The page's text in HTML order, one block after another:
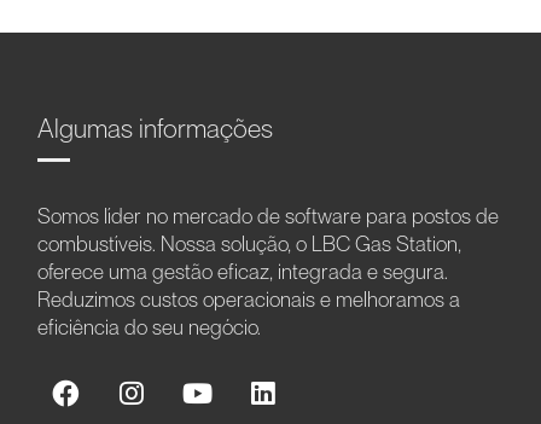
Algumas informações
Somos líder no mercado de software para postos de
combustíveis. Nossa solução, o LBC Gas Station,
oferece uma gestão eficaz, integrada e segura.
Reduzimos custos operacionais e melhoramos a
eficiência do seu negócio.